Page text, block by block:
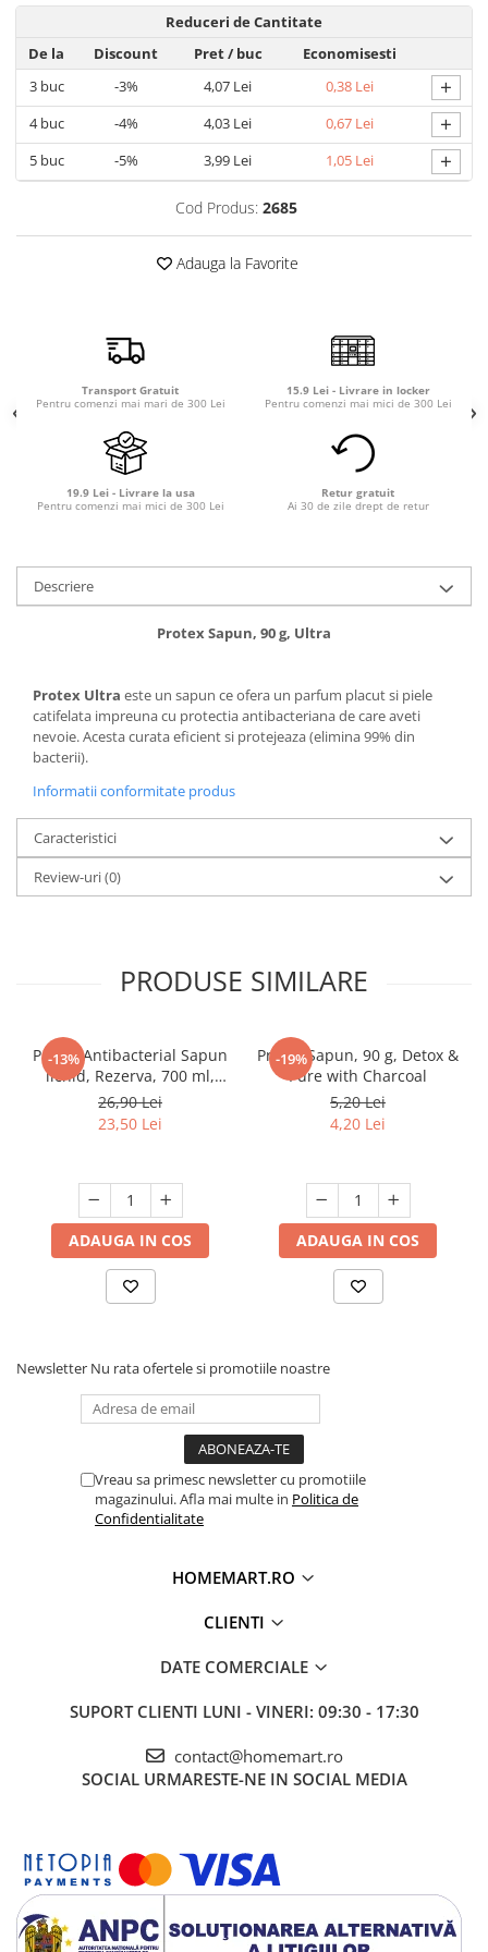
Detergent rufe capsule
Detergent rufe pudră
Balsam de rufe
Înălbitor și îndepărtare pete
Soluții anticalcar, igienizante și
întreținere țesături
Odorizanți cameră
Reduceri de Cantitate
De la
Discount Pret/ buc
Economisesti
3buc -3% 4,07 Lei 0,38 Lei +
4buc -4% 4,03 Lei 0,67 Lei +
5buc -5% 3,99 Lei 1,05 Lei +
Cod Produs: 2685
Adauga la Favorite
Transport Gratuit
Pentru comenzi mai mari de 300 Lei
15.9 Lei - Livrare in locker
Pentru comenzi mai mici de 300 Lei
19.9 Lei - Livrare la usa
Pentru comenzi mai mici de 300 Lei
Retur gratuit
Ai 30 de zile drept de retur
Descriere
Protex Sapun, 90 g, Ultra
Protex Ultra este un sapun ce ofera un parfum placut si piele
catifelata impreuna cu protectia antibacteriana de care aveti
nevoie. Acesta curata eficient si protejeaza (elimina 99% din
bacterii).
Informatii conformitate produs
Caracteristici
Review-uri(0)
PRODUSE SIMILARE
-13%
Protex Antibacterial Sapun
lichid, Rezerva, 700 ml,
Fresh
26,90 Lei
23,50 Lei
ADAUGA IN COS
-19%
Protex Sapun, 90 g, Detox &
Pure with Charcoal
5,20 Lei
4,20 Lei
ADAUGA IN COS
Newsletter Nu rata ofertele si promotiile noastre
Vreau sa primesc newsletter cu promotiile
magazinului. Afla mai multe in Politica de
Confidentialitate
HOMEMART.RO
CLIENTI
DATE COMERCIALE
SUPORT CLIENTI LUNI - VINERI: 09:30 - 17:30
contact@homemart.ro
SOCIAL URMARESTE-NE IN SOCIAL MEDIA